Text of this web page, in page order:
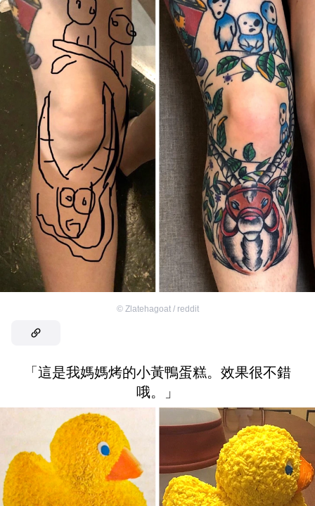
© Zlatehagoat / reddit
「這是我媽媽烤的小黃鴨蛋糕。效果很不錯
哦。」